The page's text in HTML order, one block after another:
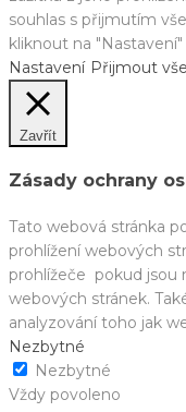
souhlas s přijmutím
kliknout na
Nastavení Přijmout vše
Zavřít
Zásady ochrany
Tato webová stránka
prohlížení webových
prohlížeče pokud jsou
webových stránek.
analyzování toho jak
Nezbytné
Nezbytné
Vždy povoleno